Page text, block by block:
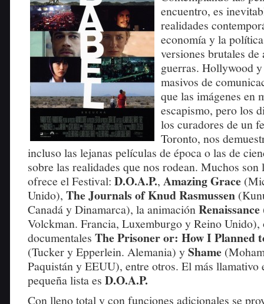
encuentro, es
realidades
economía y la
versiones brutales de
guerras. Hollywood
masivos de
que las imágenes en
escapismo, pero los
los curadores de un
Toronto, nos
incluso las lejanas películas de época o las de
sobre las realidades que nos rodean. Muchos son
ofrece el Festival: D.O.A.P., Amazing Grace
Unido), The Journals of Knud Rasmussen
Canadá y Dinamarca), la animaciónRenaissance
Volckman. Francia, Luxemburgo y Reino Unido),
documentales The Prisoner or: How I Planned
(Tucker y Epperlein. Alemania) yShame
Paquistán y EEUU), entre otros. El más llamativo
pequeña lista es D.O.A.P.
Con lleno total y con funciones adicionales se